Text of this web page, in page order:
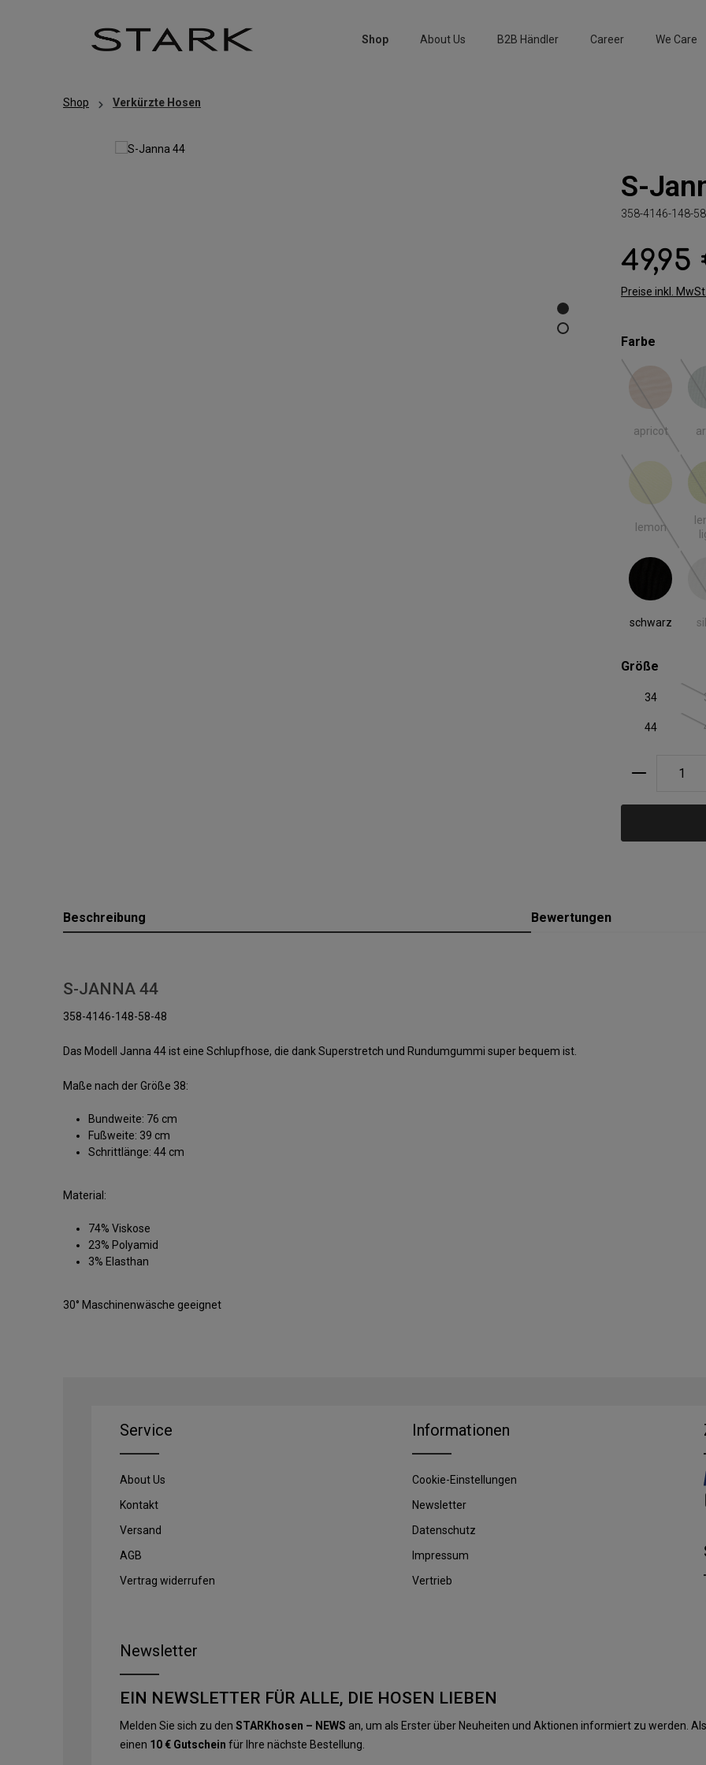
Shop
About Us B2B Händler Career We Care
Shop Verkürzte Hosen
S-
358-4146-148-
Regulärer Preis:
49,95
Preise inkl.
Farbe
apricot
apricot
(Diese
lemon
lemon
(Diese
schwarz
schwarz
Größe
34
44
Produkt
Beschreibung Bewertungen
S-JANNA 44
358-4146-148-58-48
Das Modell Janna 44 ist eine Schlupfhose, die dank Superstretch und Rundumgummi super bequem ist.
Maße nach der Größe 38:
Bundweite: 76 cm
Fußweite: 39 cm
Schrittlänge: 44 cm
Material:
74% Viskose
23% Polyamid
3% Elasthan
30° Maschinenwäsche geeignet
Service
About Us
Kontakt
Versand
AGB
Vertrag widerrufen
Informationen
Cookie-Einstellungen
Newsletter
Datenschutz
Impressum
Vertrieb
Newsletter
EIN NEWSLETTER FÜR ALLE, DIE HOSEN LIEBEN
Melden Sie sich zu den STARKhosen – NEWS an, um als Erster über Neuheiten und Aktionen informiert zu werden.
einen 10 € Gutschein für Ihre nächste Bestellung.